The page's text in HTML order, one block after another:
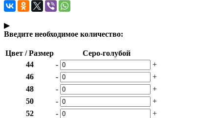
▶
Введите необходимое количество:
Цвет / Размер
Серо-голубой
44
-
+
46
-
+
48
-
+
50
-
+
52
-
+